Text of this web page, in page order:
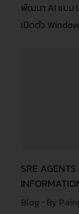
พัฒนา AI แบบ
เปิดตัว
SRE
Blog By